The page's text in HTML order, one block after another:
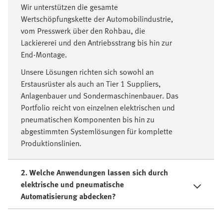
Wir unterstützen die gesamte
Wertschöpfungskette der Automobilindustrie,
vom Presswerk über den Rohbau, die
Lackiererei und den Antriebsstrang bis hin zur
End-Montage.
Unsere Lösungen richten sich sowohl an
Erstausrüster als auch an Tier 1 Suppliers,
Anlagenbauer und Sondermaschinenbauer. Das
Portfolio reicht von einzelnen elektrischen und
pneumatischen Komponenten bis hin zu
abgestimmten Systemlösungen für komplette
Produktionslinien.
2. Welche Anwendungen lassen sich durch
elektrische und pneumatische
Automatisierung abdecken?